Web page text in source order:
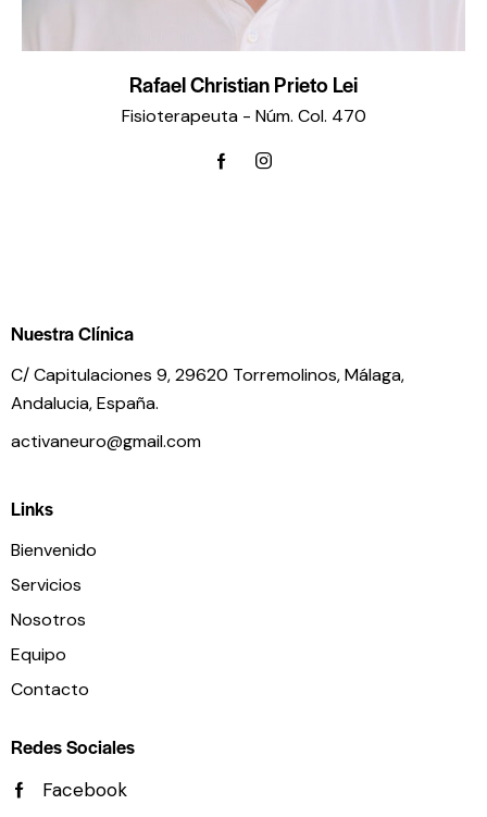
Rafael Christian Prieto Lei
Fisioterapeuta - Núm. Col. 470
Nuestra Clínica
C/ Capitulaciones 9, 29620 Torremolinos,Málaga,
Andalucia,España.
activaneuro@gmail.com
Links
Bienvenido
Servicios
Nosotros
Equipo
Contacto
Redes Sociales
Facebook